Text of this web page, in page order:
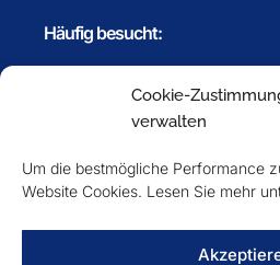
Cookie-
verwalten
Um die bestmögliche Performance
Website Cookies. Lesen Sie mehr
Häufig besucht:
Mitglieder